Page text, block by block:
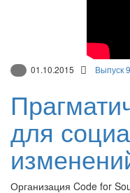
01.10.2015 Выпуск
для
Организация Code for